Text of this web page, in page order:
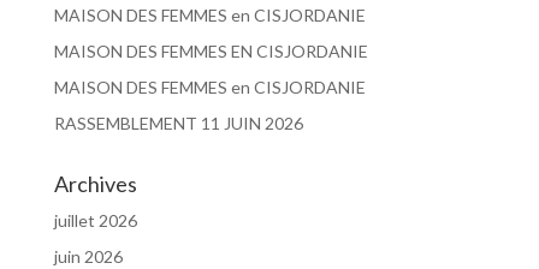
MAISON DES FEMMES en CISJORDANIE
MAISON DES FEMMES EN CISJORDANIE
MAISON DES FEMMES en CISJORDANIE
RASSEMBLEMENT 11 JUIN 2026
Archives
juillet 2026
juin 2026